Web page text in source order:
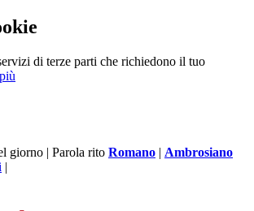
di terze parti che richiedono il tuo
giorno | Parola rito Romano | Ambrosiano
|